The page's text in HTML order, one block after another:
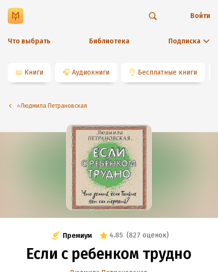
Что выбрать Библиотека Подписка
Войти
📖 Книги 🎧 Аудиокниги 👌 Бесплатные книги
⭐️Людмила Петрановская
Премиум 4.85 (827 оценок)
Если с ребенком трудно